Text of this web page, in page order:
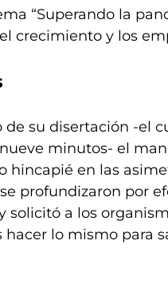
“Superando la
crecimiento y los
de su disertación -el
minutos- el
hincapié en las
profundizaron por
solicitó a los
lo mismo para